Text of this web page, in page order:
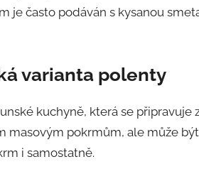
je často podáván s kysanou
varianta polenty
kuchyně, která se
masovým pokrmům, ale může
i samostatně.